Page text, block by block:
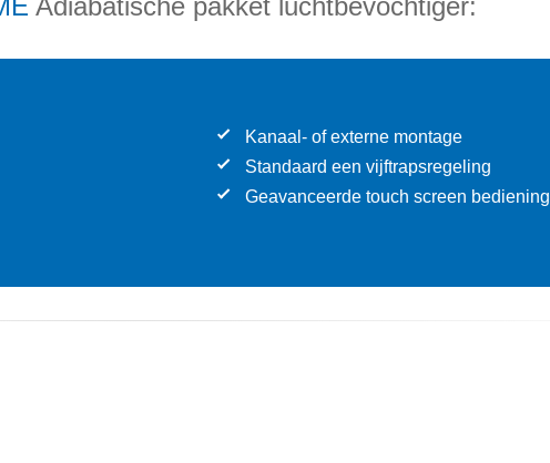
Kanaal- of externe montage
Standaard een vijftrapsregeling
Geavanceerde touch screen bediening